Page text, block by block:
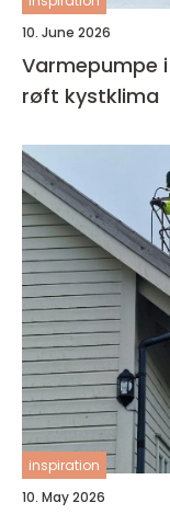
10. June 2026
Varmepumpe
røft kystklima
inspiration
10. May 2026